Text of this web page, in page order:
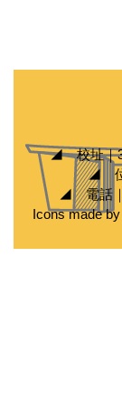
◢ 校址｜
◢ 位
◢ 電話
Icons made